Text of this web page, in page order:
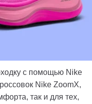
с помощью Nike
Nike ZoomX,
так и для тех,